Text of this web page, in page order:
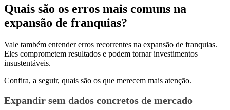
Quais são os erros mais comuns na
expansão de franquias?
Vale também entender erros recorrentes na expansão de franquias.
Eles comprometem resultados e podem tornar investimentos
insustentáveis.
Confira, a seguir, quais são os que merecem mais atenção.
Expandir sem dados concretos de mercado